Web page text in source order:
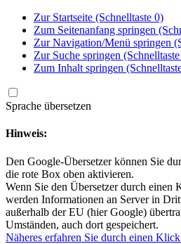
Zur Startseite (Schnelltaste 0)
Zum Seitenanfang springen
Zur Navigation/Menü springen
Zur Suche springen
Zum Inhalt springen
Sprache übersetzen
Hinweis:
Den Google-Übersetzer können Sie
die rote Box oben aktivieren.
Wenn Sie den Übersetzer durch einen
werden Informationen an Server in
außerhalb der EU (hier Google)
Umständen, auch dort gespeichert.
Näheres erfahren Sie durch einen